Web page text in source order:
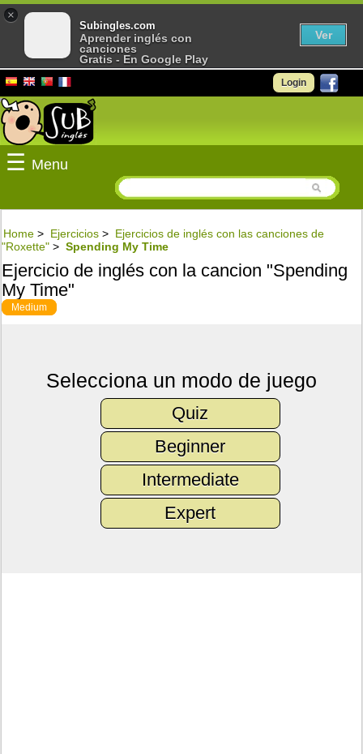
Login
☰ Menu
Home > Ejercicios > Ejercicios de inglés con las canciones de
"Roxette" > Spending My Time
Ejercicio de inglés con la cancion "Spending
My Time"
Medium
Selecciona un modo de juego
Quiz
Beginner
Intermediate
Expert
×
Subingles.com
Aprender inglés con
canciones
Gratis - En Google Play
Ver